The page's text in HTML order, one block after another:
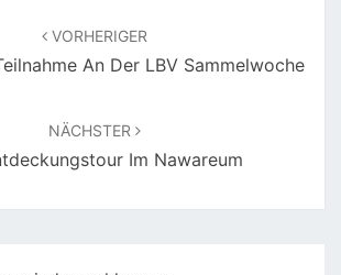
VORHERIGER
An Der LBV Sammelwoche
NÄCHSTER
Im Nawareum